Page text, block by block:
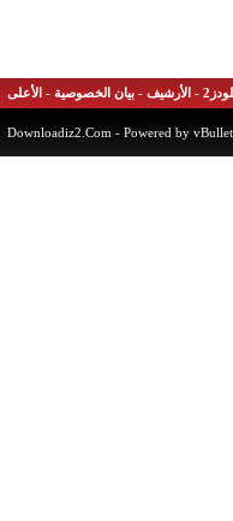
-الأرشيف-بيان الخصوصية-الأعلى
Downloadiz2.Com- Powered by